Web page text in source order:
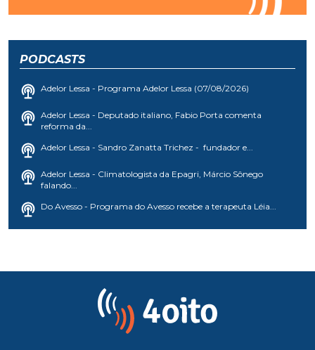
PODCASTS
Adelor Lessa - Programa Adelor Lessa (07/08/2026)
Adelor Lessa - Deputado italiano, Fabio Porta comenta
reforma da...
Adelor Lessa - Sandro Zanatta Trichez - fundador e...
Adelor Lessa - Climatologista da Epagri, Márcio Sônego
falando...
Do Avesso - Programa do Avesso recebe a terapeuta Léia...